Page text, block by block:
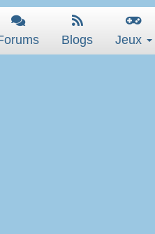
Blogs Jeux